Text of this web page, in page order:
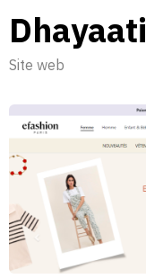
Dhayaati
Site web